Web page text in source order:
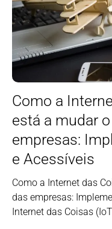
Como a
está a mudar
empresas:
e Acessíveis
Como a Internet das
das empresas:
Internet das Coisas